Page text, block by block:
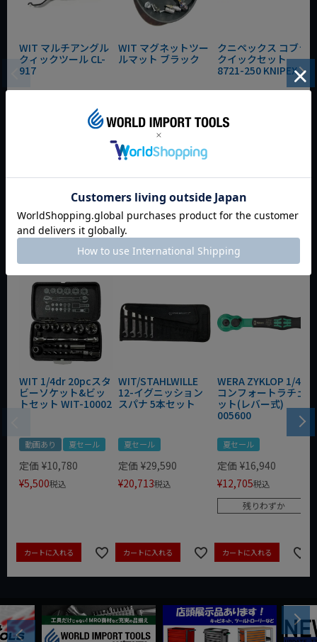
WIT マルチアングル
クィックツール CL-
917
夏セール
WIT マグネットツー
ルマット ブラック
定価 ¥ 0
¥3,465税込
クニペックス コブラ
クイックセット
8721-250 KNIPEX
定価
今週のおすすめアイテム
WIT 1/4dr 20pcスタ
ビーソケット&ビッ
トセット WIT-10002
動画あり 夏セール
定価 ¥10,780
¥5,500税込
カートに入れる
WIT/STAHLWILLE
12-イグニッション
スパナ 5本セット
夏セール
定価 ¥29,590
¥20,713税込
カートに入れる
WERA ZYKLOP 1/4"
コンフォートラチェ
ット(レバー式)
005600
夏セール
定価 ¥16,940
¥12,705税込
残りわずか
カートに入れる
Previous
Next